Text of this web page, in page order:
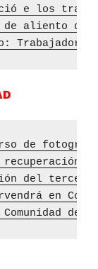
e los
de aliento
de
del tercer
en Copa